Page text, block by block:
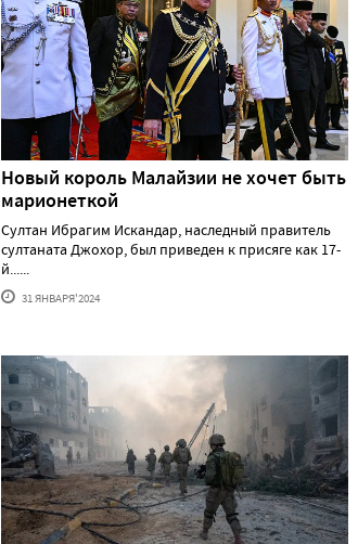
Новый король Малайзии не хочет быть
марионеткой
Султан Ибрагим Искандар, наследный правитель
султаната Джохор, был приведен к присяге как 17-
й......
31 ЯНВАРЯ'2024